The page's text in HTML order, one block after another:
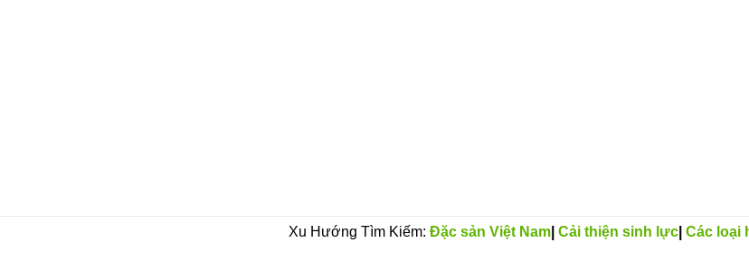
Xu Hướng Tìm Kiếm: Đặc sản Việt Nam Cải thiện sinh lực Các loại